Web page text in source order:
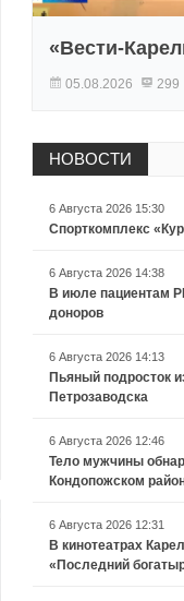
«Вести-
05.08.2026 299
НОВОСТИ
6 Августа 2026 15:30
Спорткомплекс
6 Августа 2026 14:38
В июле пациентам
доноров
6 Августа 2026 14:13
Пьяный подросток
Петрозаводска
6 Августа 2026 12:46
Тело мужчины
Кондопожском
6 Августа 2026 12:31
В кинотеатрах
«Последний